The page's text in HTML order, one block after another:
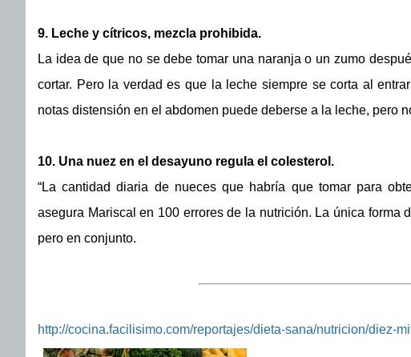
9. Leche y cítricos, mezcla prohibida.
La idea de que no se debe tomar una naranja o un zumo
cortar. Pero la verdad es que la leche siempre se corta al
notas distensión en el abdomen puede deberse a la leche, pero
10. Una nuez en el desayuno regula el colesterol.
“La cantidad diaria de nueces que habría que tomar para
asegura Mariscal en 100 errores de la nutrición. La única forma
pero en conjunto.
http://cocina.facilisimo.com/reportajes/dieta-sana/nutricion/diez-